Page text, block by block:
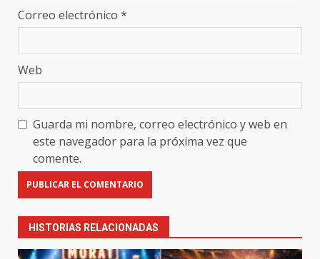
Correo electrónico *
Web
Guarda mi nombre, correo electrónico y web en
este navegador para la próxima vez que
comente.
HISTORIAS RELACIONADAS